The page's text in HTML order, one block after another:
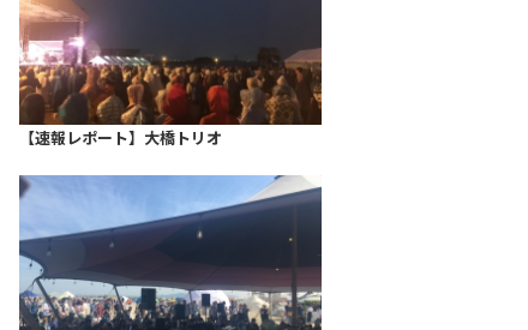
【速報レポート】大橋トリオ